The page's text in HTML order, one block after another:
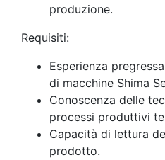
produzione.
Requisiti:
Esperienza
di macchine Shima
Conoscenza delle
processi produttivi
Capacità di lettura
prodotto.